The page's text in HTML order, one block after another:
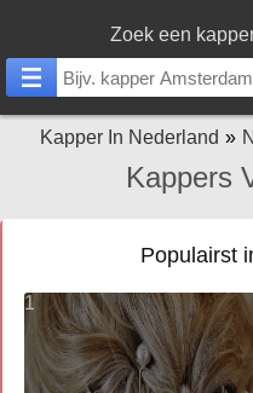
Zoek een
Kapper In Nederland
Kappers
Populairst
1